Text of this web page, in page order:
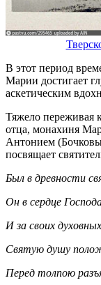
В этот период
Марии достигает
аскетическим
Тяжело переживая
отца, монахиня
Антонием
посвящает
Был в древности
Он в сердце
И за своих
Святую душу
Перед толпою